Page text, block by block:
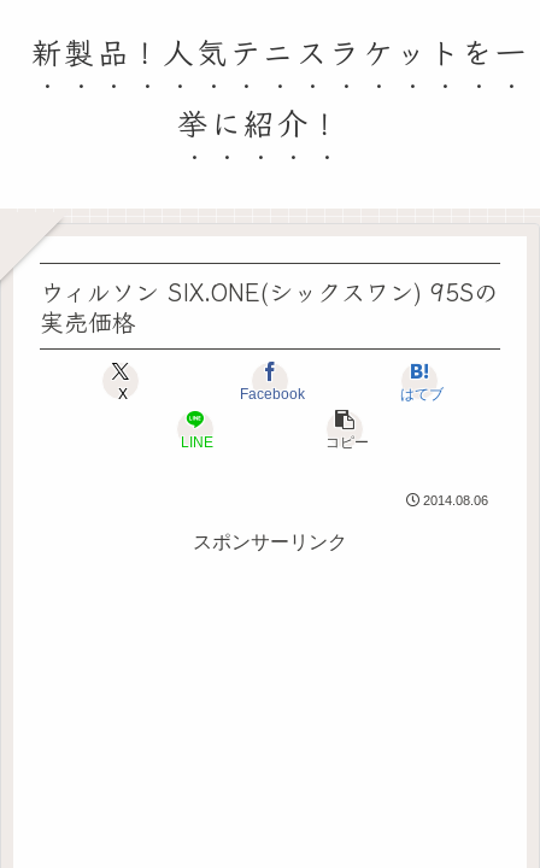
新製品！人気テニスラケットを一
挙に紹介！
ウィルソン SIX.ONE(シックスワン) 95Sの
実売価格
X Facebook はてブ
LINE コピー
2014.08.06
スポンサーリンク